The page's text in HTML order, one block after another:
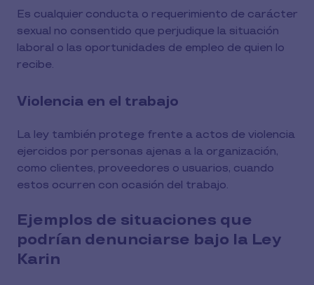
Es cualquier conducta o requerimiento de carácter
sexual no consentido que perjudique la situación
laboral o las oportunidades de empleo de quien lo
recibe.
Violencia en el trabajo
La ley también protege frente a actos de violencia
ejercidos por personas ajenas a la organización,
como clientes, proveedores o usuarios, cuando
estos ocurren con ocasión del trabajo.
Ejemplos de situaciones que
podrían denunciarse bajo la Ley
Karin